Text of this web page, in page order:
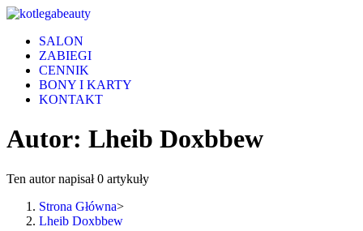
Skip
contentSALON
ZABIEGI
CENNIK
BONY I KARTY
KONTAKT
Autor: Lheib Doxbbew
Ten autor napisał 0 artykuły
Strona Główna>
Lheib Doxbbew